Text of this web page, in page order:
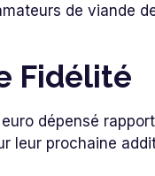
de viande
Fidélité
dépensé
prochaine